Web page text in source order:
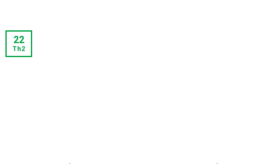
22
Th2